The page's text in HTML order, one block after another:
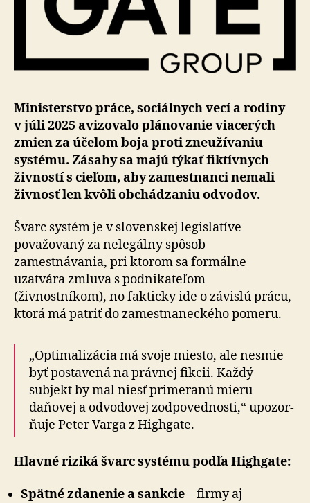
Ministerstvo práce, sociálnych vecí a rodiny
v júli 2025 avizovalo plánovanie viacerých
zmien za účelom boja proti zneužívaniu
systému. Zásahy sa majú týkať fiktívnych
živností s cieľom, aby zamestnanci nemali
živnosť len kvôli obchádzaniu odvodov.
Švarc systém je v slovenskej legislatíve
považovaný za nelegálny spôsob
zamestnávania, pri ktorom sa formálne
uzatvára zmluva s podnikateľom
(živnostníkom), no fak­tic­ky ide o závislú prácu,
ktorá má patriť do za­mes­tna­nec­ké­ho pomeru.
„Optimalizácia má svoje miesto, ale nesmie
byť po­sta­ve­ná na právnej fikcii. Každý
subjekt by mal niesť pri­me­ra­nú mieru
daňovej a odvodovej zodpovednosti,“ upo­zor­
ňu­je Peter Varga z Highgate.
Hlavné riziká švarc systému podľa Highgate:
Spätné zdanenie a sankcie– firmy aj